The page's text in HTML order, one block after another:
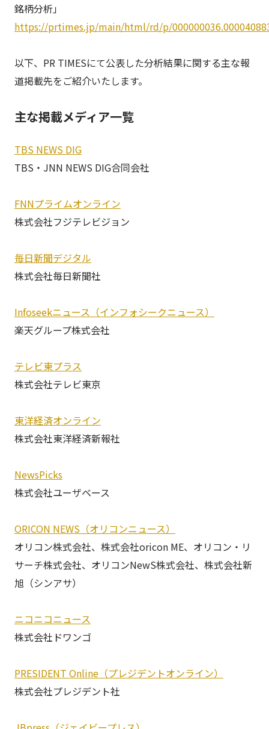
銘柄分析」
https://prtimes.jp/main/html/rd/p/
以下、PR TIMESにて公表した分析結果に関する主な報
道掲載先をご紹介いたします。
主な掲載メディア一覧
TBS NEWS DIG
TBS・JNN NEWS DIG合同会社
FNNプライムオンライン
株式会社フジテレビジョン
毎日新聞デジタル
株式会社毎日新聞社
Infoseekニュース（インフォシークニュース）
楽天グループ株式会社
テレビ東プラス
株式会社テレビ東京
東洋経済オンライン
株式会社東洋経済新報社
NewsPicks
株式会社ユーザベース
ORICON NEWS（オリコンニュース）
オリコン株式会社、株式会社oricon ME、オリコン・リ
サーチ株式会社、オリコンNewS株式会社、株式会社新
旭（シンアサ）
ニコニコニュース
株式会社ドワンゴ
PRESIDENT Online（プレジデントオンライン）
株式会社プレジデント社